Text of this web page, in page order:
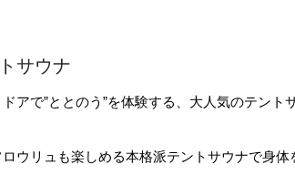
サウナ
アで”ととのう”を体験する、大人気のテント
ロウリュも楽しめる本格派テントサウナで身